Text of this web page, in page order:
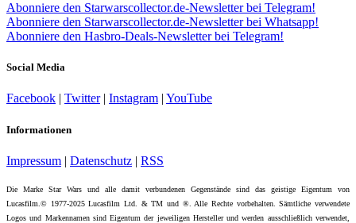
Abonniere den Starwarscollector.de-Newsletter bei Telegram!
Abonniere den Starwarscollector.de-Newsletter bei Whatsapp!
Abonniere den Hasbro-Deals-Newsletter bei Telegram!
Social Media
Facebook | Twitter| Instagram | YouTube
Informationen
Impressum | Datenschutz | RSS
Die Marke Star Wars und alle damit verbundenen Gegenstände sind das geistige Eigentum von
Lucasfilm.© 1977-2025 Lucasfilm Ltd. & TM und ®. Alle Rechte vorbehalten. Sämtliche verwendete
Logos und Markennamen sind Eigentum der jeweiligen Hersteller und werden ausschließlich verwendet,